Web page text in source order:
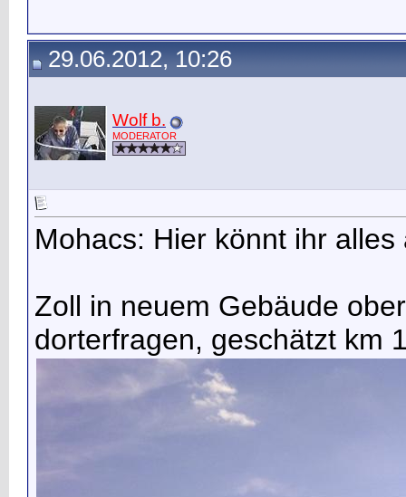
29.06.2012, 10:26
Wolf b.
MODERATOR
Mohacs: Hier könnt ihr
Zoll in neuem Gebäude
dorterfragen, geschätzt km